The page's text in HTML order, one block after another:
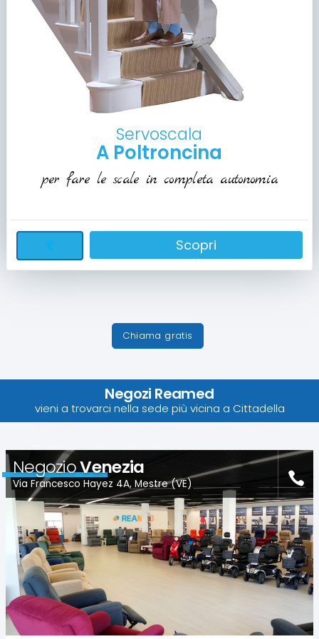
Servoscala
A Poltroncina
per fare le scale in completa autonomia
Scopri
Chiama gratis
Negozi Reamed
vieni a trovarci nella sede più vicina a Cittadella
NegozioVenezia
Via Francesco Hayez 4A, Mestre (VE)